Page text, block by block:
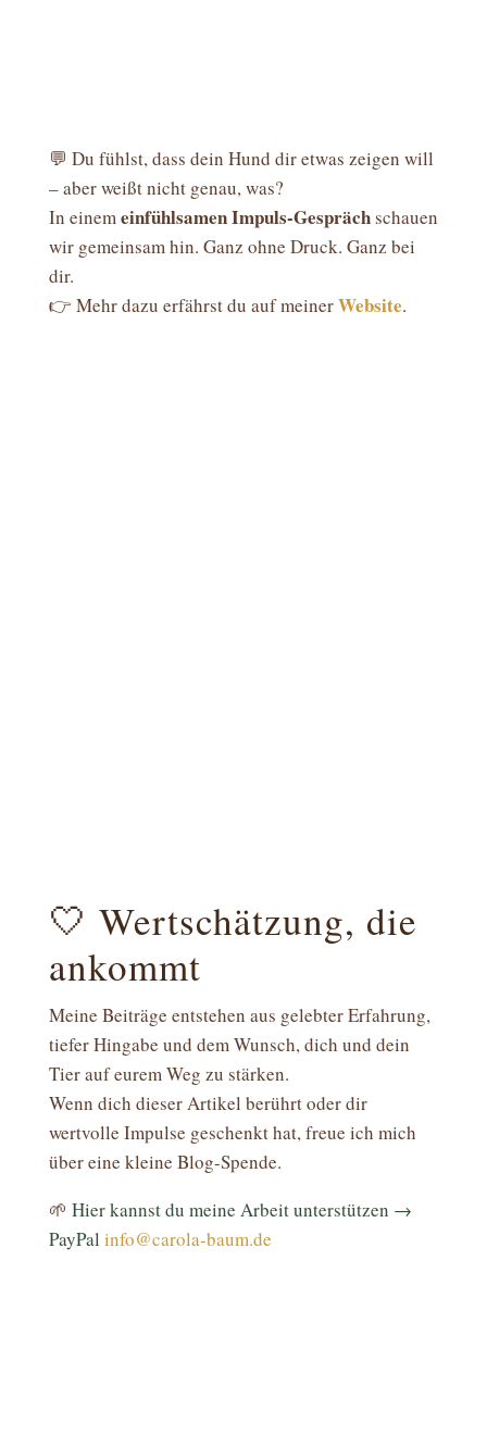
💬 Du fühlst, dass dein Hund dir etwas zeigen will
– aber weißt nicht genau, was?
In einemeinfühlsamen Impuls-Gesprächschauen
wir gemeinsam hin. Ganz ohne Druck. Ganz bei
dir.
👉 Mehr dazu erfährst du auf meinerWebsite.
🤍 Wertschätzung, die
ankommt
Meine Beiträge entstehen aus gelebter Erfahrung,
tiefer Hingabe und dem Wunsch, dich und dein
Tier auf eurem Weg zu stärken.
Wenn dich dieser Artikel berührt oder dir
wertvolle Impulse geschenkt hat, freue ich mich
über eine kleine Blog-Spende.
🌱 Hier kannst du meine Arbeit unterstützen →
PayPal info@carola-baum.de